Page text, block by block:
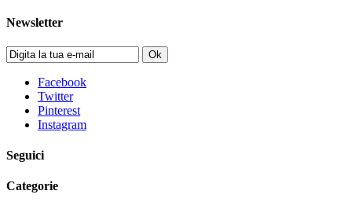
Newsletter
Ok
Facebook
Twitter
Pinterest
Instagram
Seguici
Categorie